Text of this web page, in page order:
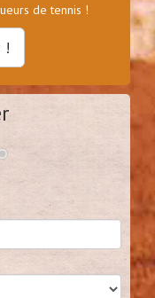
de tennis !
!